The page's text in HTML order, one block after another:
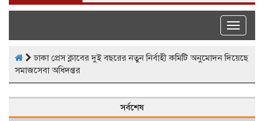
Toggle
ঢাকা প্রেস ক্লাবের দুই বছরের নতুন নির্বাহী কমিটি অনুমোদন দিয়েছে
সমাজসেবা অধিদপ্তর
সর্বশেষ